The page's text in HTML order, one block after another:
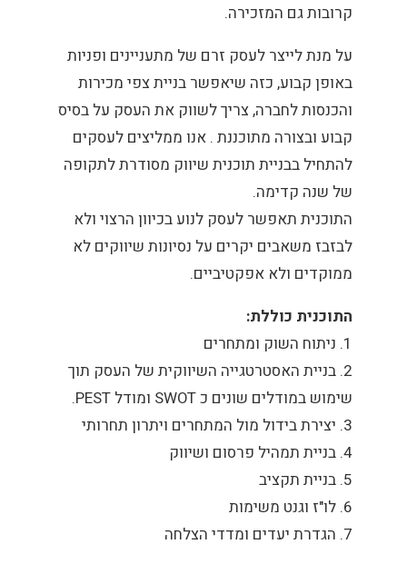
קרובות גם המזכירה.
על מנת לייצר לעסק זרם של מתעניינים ופניות
באופן קבוע, כזה שיאפשר בניית צפי מכירות
והכנסות לחברה, צריך לשווק את העסק על בסיס
קבוע ובצורה מתוכננת . אנו ממליצים לעסקים
להתחיל בבניית תוכנית שיווק מסודרת לתקופה
של שנה קדימה.
התוכנית תאפשר לעסק לנוע בכיוון הרצוי ולא
לבזבז משאבים יקרים על נסיונות שיווקים לא
ממוקדים ולא אפקטיביים.
התוכנית כוללת:
1. ניתוח השוק ומתחרים
2. בניית האסטרטגייה השיווקית של העסק תוך
שימוש במודלים שונים כ SWOT ומודל PEST.
3. יצירת בידול מול המתחרים ויתרון תחרותי
4. בניית תמהיל פרסום ושיווק
5. בניית תקציב
6. לו"ז וגנט משימות
7. הגדרת יעדים ומדדי הצלחה